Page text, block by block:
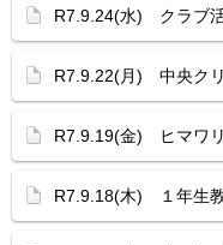
R7.9.24(水) クラブ
R7.9.22(月) 中央ク
R7.9.19(金) ヒマワ
R7.9.18(木) １年生